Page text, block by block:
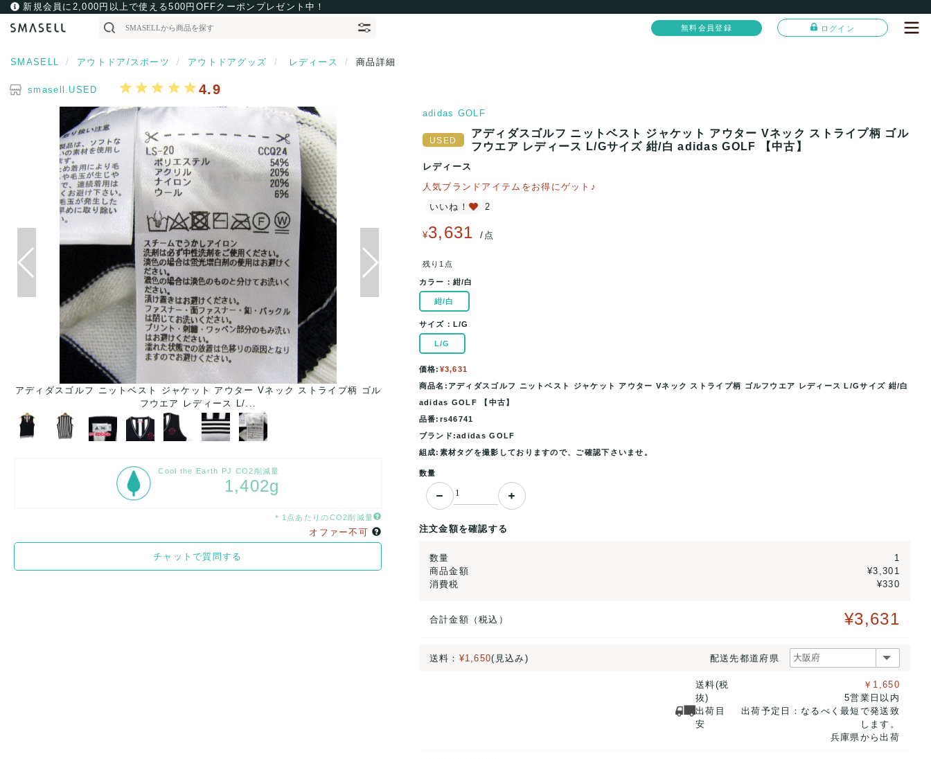
新規会員に2,000円以上で使える500円OFFクーポンプレゼント中！
無料会員登録 ログイン
SMASELL アウトドア/スポーツ アウトドアグッズ レディース 商品詳細
smasell.USED 4.9
アディダスゴルフ ニットベスト ジャケット アウター Vネック ストライプ柄 ゴル
フウエア レディース L/...
アディダスゴルフ ニットベスト ジャケット アウター Vネック ストライプ柄 ゴル
アディダスゴルフ ニットベスト ジ
Cool the Earth PJ CO2削減量
1,402g
＊1点あたりのCO2削減量
オファー不可
チャットで質問する
adidas GOLF
アディダスゴルフ ニットベスト ジャケット アウター Vネック ストライプ柄 ゴル
フウエア レディース L/Gサイズ 紺/白 adidas GOLF 【中古】
レディース
人気ブランドアイテムをお得にゲット♪
いいね！
2
¥3,631 / 点
残り1点
カラー： 紺/白
紺/白
サイズ： L/G
L/G
価格: ¥3,631
商品名:アディダスゴルフ ニットベスト ジャケット アウター Vネック ストライプ柄 ゴルフウエア レディース L/Gサイズ 紺/白
adidas GOLF 【中古】
品番:rs46741
ブランド:adidas GOLF
組成:素材タグを撮影しておりますので、ご確認下さいませ。
数量
注文金額を確認する
数量
1
商品金額
¥3,301
消費税
¥330
合計金額（税込） ¥3,631
送料： ¥1,650(見込み) 配送先都道府県
送料(税
抜)
出荷目
安
￥1,650
5営業日以内
出荷予定日：なるべく最短で発送致
します。
兵庫県から出荷